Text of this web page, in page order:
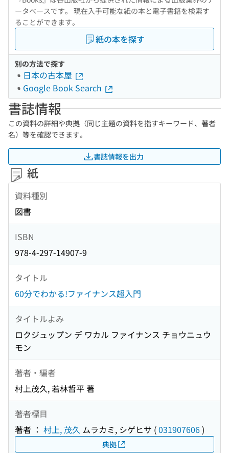
ータベースです。 現在入手可能な紙の本と電子書籍を検索す
ることができます。
紙の本を探す
別の方法で探す
日本の古本屋
Google Book Search
書誌情報
この資料の詳細や典拠（同じ主題の資料を指すキーワード、著者
名）等を確認できます。
書誌情報を出力
紙
資料種別
図書
ISBN
978-4-297-14907-9
タイトル
60分でわかる!ファイナンス超入門
タイトルよみ
ロクジュップン デ ワカル ファイナンス チョウニュウ
モン
著者・編者
村上茂久, 若林哲平 著
著者標目
著者 ： 村上, 茂久 ムラカミ, シゲヒサ (031907606)
典拠